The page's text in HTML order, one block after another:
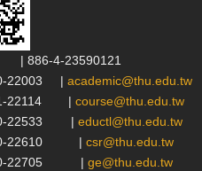
| 886-4-23590121
22003 | academic@thu.edu.tw
22114 | course@thu.edu.tw
22533 | eductl@thu.edu.tw
22610 | csr@thu.edu.tw
22705 | ge@thu.edu.tw